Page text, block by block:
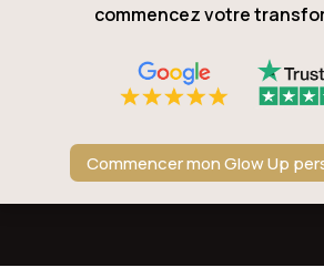
commencez votre
Commencer mon Glow Up